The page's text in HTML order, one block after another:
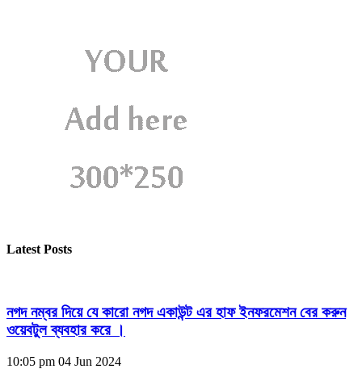
Latest Posts
নগদ নম্বর দিয়ে যে কারো নগদ একাউন্ট এর হাফ ইনফরমেশন বের করুন
ওয়েবটুল ব্যবহার করে ।
10:05 pm 04 Jun 2024